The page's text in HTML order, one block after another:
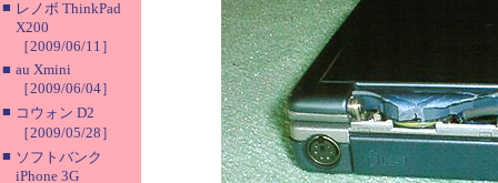
■ レノボ ThinkPad
X200
［2009/06/11］
■ au Xmini
［2009/06/04］
■ コウォン D2
［2009/05/28］
■ ソフトバンク
iPhone 3G